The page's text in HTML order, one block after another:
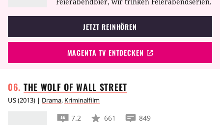
JETZT REINHÖREN
MAGENTA TV ENTDECKEN
THE WOLF OF WALL STREET
US(2013) | Drama, Kriminalfilm
7.2 661 849